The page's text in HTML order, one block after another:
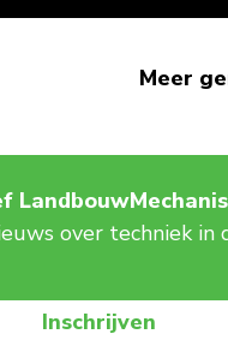
Meer
over techniek in
Inschrijven